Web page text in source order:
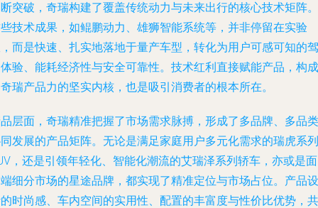
突破，奇瑞构建了覆盖传统动力与未来出行的核心技术矩阵。
技术成果，如鲲鹏动力、雄狮智能系统等，并非停留在实验
而是快速、扎实地落地于量产车型，转化为用户可感可知的驾
验、能耗经济性与安全可靠性。技术红利直接赋能产品，构成
瑞产品力的坚实内核，也是吸引消费者的根本所在。
层面，奇瑞精准把握了市场需求脉搏，形成了多品牌、多品类
发展的产品矩阵。无论是满足家庭用户多元化需求的瑞虎系列
，还是引领年轻化、智能化潮流的艾瑞泽系列轿车，亦或是
细分市场的星途品牌，都实现了精准定位与市场占位。产品设
时尚感、车内空间的实用性、配置的丰富度与性价比优势，共